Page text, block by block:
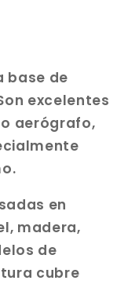
base de
excelentes
aerógrafo,
en
madera,
de
cubre